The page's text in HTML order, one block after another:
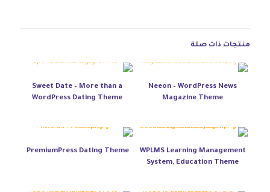
منتجات ذات صلة
Neeon – WordPress News
Magazine Theme
Sweet Date – More than a
WordPress Dating Theme
WPLMS Learning Management
System, Education Theme
PremiumPress Dating Theme